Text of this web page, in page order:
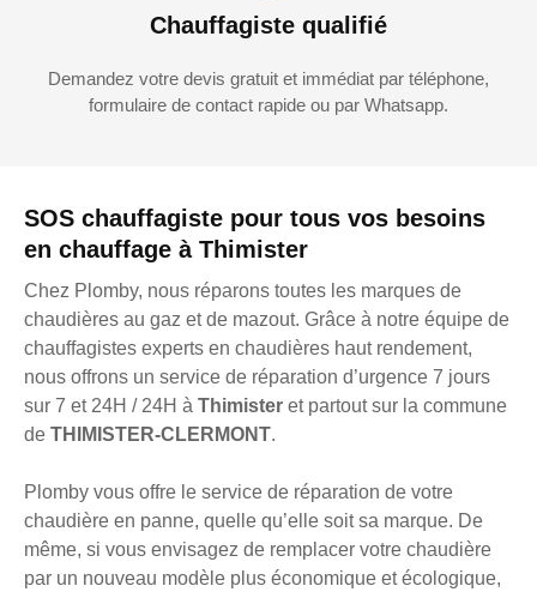
SOS chauffagiste pour tous vos besoins
en chauffage à Thimister
Chez Plomby, nous réparons toutes les marques de
chaudières au gaz et de mazout. Grâce à notre équipe de
chauffagistes experts en chaudières haut rendement,
nous offrons un service de réparation d’urgence 7 jours
sur 7 et 24H / 24H à Thimister et partout sur la commune
de THIMISTER-CLERMONT.
Plomby vous offre le service de réparation de votre
chaudière en panne, quelle qu’elle soit sa marque. De
même, si vous envisagez de remplacer votre chaudière
par un nouveau modèle plus économique et écologique,
Chauffagiste qualifié
Demandez votre devis gratuit et immédiat par téléphone,
formulaire de contact rapide ou par Whatsapp.